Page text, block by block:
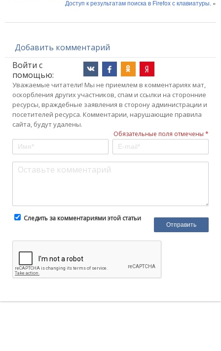
Доступ к результатам поиска в Firefox с клавиатуры. »
Добавить комментарий
Войти с
помощью:
Уважаемые читатели! Мы не приемлем в комментариях мат,
оскорбления других участников, спам и ссылки на сторонние
ресурсы, враждебные заявления в сторону администрации и
посетителей ресурса. Комментарии, нарушающие правила
сайта, будут удалены.
Обязательные поля отмечены *
Следить за комментариями этой статьи